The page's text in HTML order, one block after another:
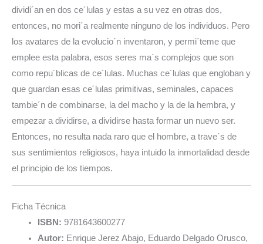
dividi´an en dos ce´lulas y estas a su vez en otras dos,
entonces, no mori´a realmente ninguno de los individuos. Pero
los avatares de la evolucio´n inventaron, y permi´teme que
emplee esta palabra, esos seres ma´s complejos que son
como repu´blicas de ce´lulas. Muchas ce´lulas que engloban y
que guardan esas ce´lulas primitivas, seminales, capaces
tambie´n de combinarse, la del macho y la de la hembra, y
empezar a dividirse, a dividirse hasta formar un nuevo ser.
Entonces, no resulta nada raro que el hombre, a trave´s de
sus sentimientos religiosos, haya intuido la inmortalidad desde
el principio de los tiempos.
Ficha Técnica
ISBN: 9781643600277
Autor: Enrique Jerez Abajo, Eduardo Delgado Orusco,